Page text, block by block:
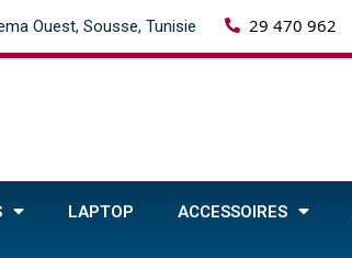
Ouest, Sousse, Tunisie 29 470 962
LAPTOP ACCESSOIRES